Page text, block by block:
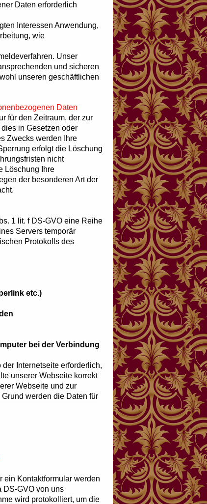
Daten erforderlich
Interessen Anwendung,
wie
Unser
und sicheren
unseren geschäftlichen
Daten
für den Zeitraum, der zur
in Gesetzen oder
Zwecks werden Ihre
erfolgt die Löschung
nicht
Löschung Ihre
der besonderen Art der
1 lit. f DS-GVO eine Reihe
Servers temporär
Protokolls des
etc.)
bei der Verbindung
Internetseite erforderlich,
unserer Webseite korrekt
Webseite und zur
werden die Daten für
ein Kontaktformular werden
DS-GVO von uns
wird protokolliert, um die